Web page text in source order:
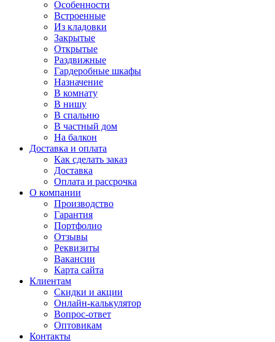
Особенности
Встроенные
Из кладовки
Закрытые
Открытые
Раздвижные
Гардеробные шкафы
Назначение
В комнату
В нишу
В спальню
В частный дом
На балкон
Доставка и оплата
Как сделать заказ
Доставка
Оплата и рассрочка
О компании
Производство
Гарантия
Портфолио
Отзывы
Реквизиты
Вакансии
Карта сайта
Клиентам
Скидки и акции
Онлайн-калькулятор
Вопрос-ответ
Оптовикам
Контакты